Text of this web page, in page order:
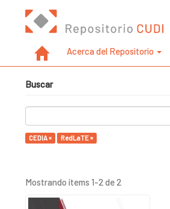
Acerca del Repositorio
Buscar
CEDIA × RedLaTE ×
Mostrando ítems 1-2 de 2